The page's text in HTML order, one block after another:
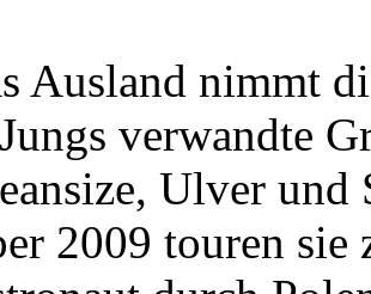
Ausland nimmt
verwandte
Ulver
2009 touren